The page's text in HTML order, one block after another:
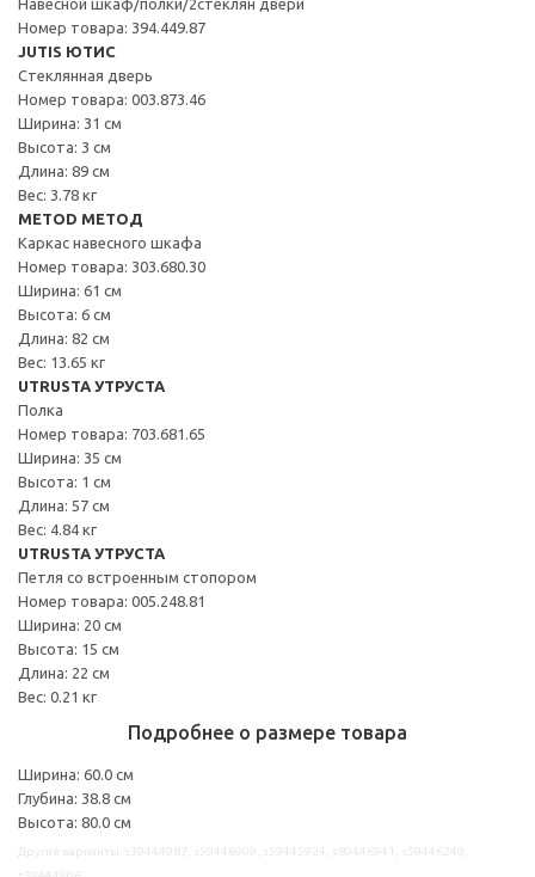
Номер товара: 394.449.87
JUTIS ЮТИС
Стеклянная дверь
Номер товара: 003.873.46
Ширина: 31 см
Высота: 3 см
Длина: 89 см
Вес: 3.78 кг
METOD МЕТОД
Каркас навесного шкафа
Номер товара: 303.680.30
Ширина: 61 см
Высота: 6 см
Длина: 82 см
Вес: 13.65 кг
UTRUSTA УТРУСТА
Полка
Номер товара: 703.681.65
Ширина: 35 см
Высота: 1 см
Длина: 57 см
Вес: 4.84 кг
UTRUSTA УТРУСТА
Петля со встроенным стопором
Номер товара: 005.248.81
Ширина: 20 см
Высота: 15 см
Длина: 22 см
Вес: 0.21 кг
Подробнее о размере товара
Ширина: 60.0 см
Глубина: 38.8 см
Высота: 80.0 см